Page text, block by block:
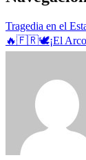
Tragedia en el
🔥🇫🇷🕊️¡El Arco